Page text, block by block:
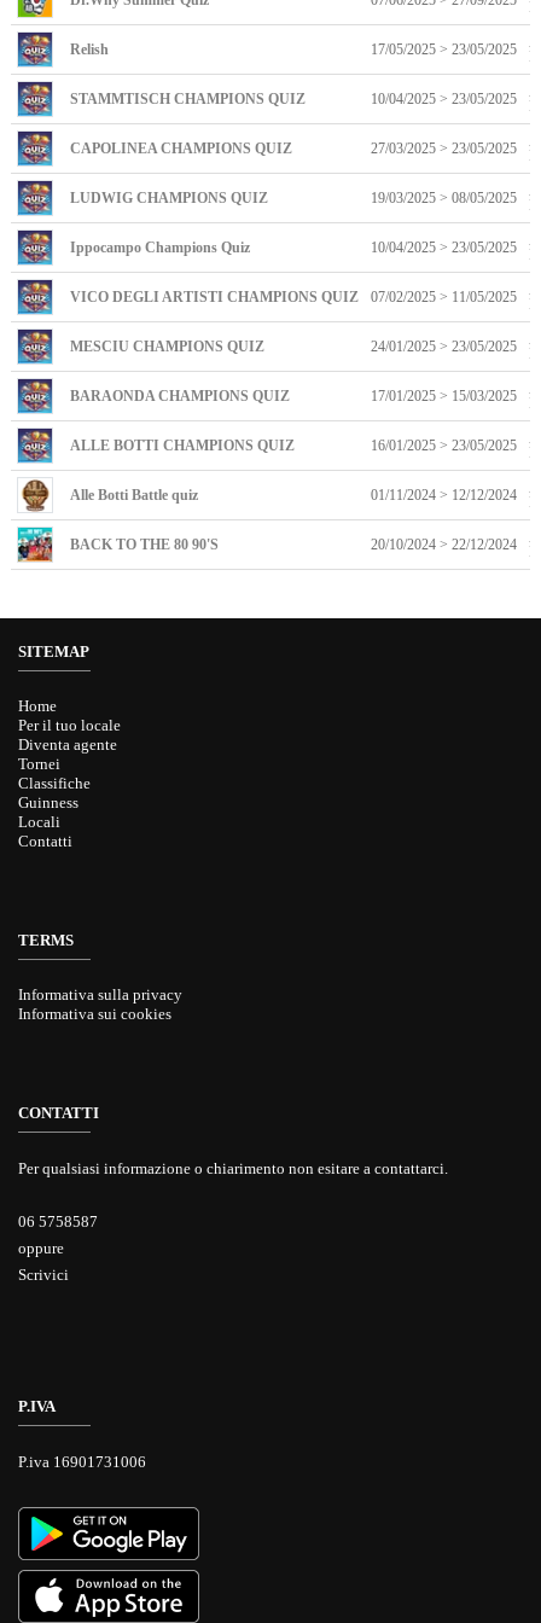
Relish 17/05/2025 > 23/05/2025
STAMMTISCH CHAMPIONS QUIZ 10/04/2025 > 23/05/2025
CAPOLINEA CHAMPIONS QUIZ 27/03/2025 > 23/05/2025
LUDWIG CHAMPIONS QUIZ 19/03/2025 > 08/05/2025
Ippocampo Champions Quiz 10/04/2025 > 23/05/2025
VICO DEGLI ARTISTI CHAMPIONS QUIZ 07/02/2025 > 11/05/2025
MESCIU CHAMPIONS QUIZ 24/01/2025 > 23/05/2025
BARAONDA CHAMPIONS QUIZ 17/01/2025 > 15/03/2025
ALLE BOTTI CHAMPIONS QUIZ 16/01/2025 > 23/05/2025
Alle Botti Battle quiz 01/11/2024 > 12/12/2024
BACK TO THE 80 90'S 20/10/2024 > 22/12/2024
SITEMAP
Home
Per il tuo locale
Diventa agente
Tornei
Classifiche
Guinness
Locali
Contatti
TERMS
Informativa sulla privacy
Informativa sui cookies
CONTATTI
Per qualsiasi informazione o chiarimento non esitare a contattarci.
06 5758587
oppure
Scrivici
P.IVA
P.iva 16901731006